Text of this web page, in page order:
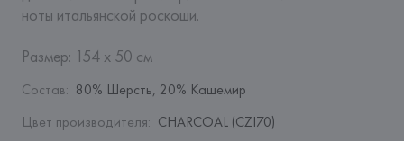
ноты итальянской роскоши.
Размер: 154 х 50 см
Состав: 80% Шерсть, 20% Кашемир
Цвет производителя: CHARCOAL (CZI70)